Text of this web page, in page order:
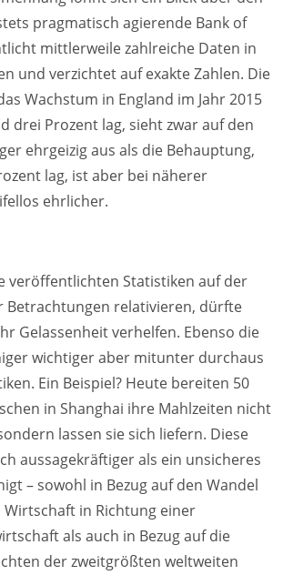
pragmatisch agierende Bank of
mittlerweile zahlreiche Daten in
und verzichtet auf exakte Zahlen. Die
Wachstum in England im Jahr 2015
drei Prozent lag, sieht zwar auf den
ehrgeizig aus als die Behauptung,
lag, ist aber bei näherer
ehrlicher.
veröffentlichten Statistiken auf der
Betrachtungen relativieren, dürfte
Gelassenheit verhelfen. Ebenso die
wichtiger aber mitunter durchaus
Ein Beispiel? Heute bereiten 50
in Shanghai ihre Mahlzeiten nicht
lassen sie sich liefern. Diese
aussagekräftiger als ein unsicheres
– sowohl in Bezug auf den Wandel
in Richtung einer
als auch in Bezug auf die
der zweitgrößten weltweiten